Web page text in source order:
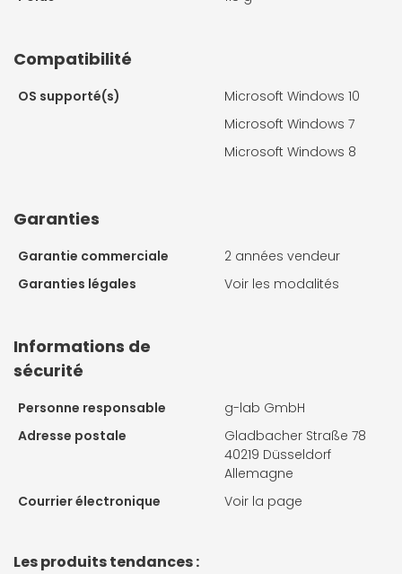
Compatibilité
OS supporté(s)
Microsoft Windows 10
Microsoft Windows 7
Microsoft Windows 8
Garanties
Garantie commerciale
2 années vendeur
Garanties légales
Voir les modalités
Informations de
sécurité
Personne responsable
g-lab GmbH
Adresse postale
Gladbacher Straße 78
40219 Düsseldorf
Allemagne
Courrier électronique
Voir la page
Les produits tendances :